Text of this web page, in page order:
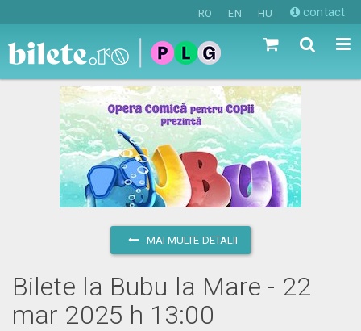
RO EN HU contact
MAI MULTE DETALII
Bilete la Bubu la Mare - 22
mar 2025 h 13:00